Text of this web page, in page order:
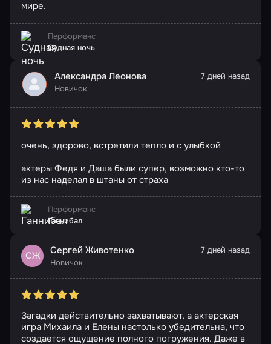
мире.
Перформанс
Судная ночь
Александра Леонова
Новичок
7 дней назад
очень, здорово, встретили тепло и с улыбкой
актеры Федя и Даша были супер, возможно кто-то
из нас наделал в штаны от страха
Перформанс
Ганнибал
СЖ Сергей Животенко
Новичок
7 дней назад
Загадки действительно захватывают, а актерская
игра Михаила и Елены настолько убедительна, что
создается ощущение полного погружения. Даже в